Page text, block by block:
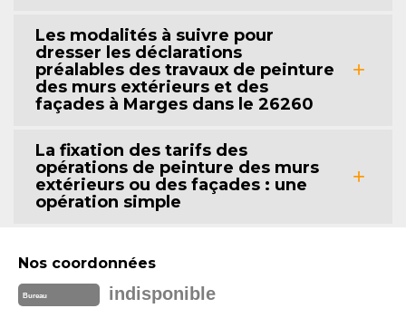
Les modalités à suivre pour
dresser les déclarations
préalables des travaux de peinture
des murs extérieurs et des
façades à Marges dans le 26260
La fixation des tarifs des
opérations de peinture des murs
extérieurs ou des façades : une
opération simple
Nos coordonnées
Bureau indisponible